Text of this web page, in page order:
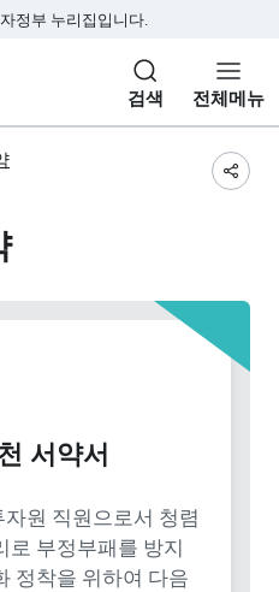
본문 바로가기
주메뉴 바로가기
서브메뉴 바로가기
하단메뉴 바로가기
정부 누리집입니다.
검색 전체메뉴
공
서약서
원 직원으로서 청렴
로 부정부패를 방지
정착을 위하여 다음